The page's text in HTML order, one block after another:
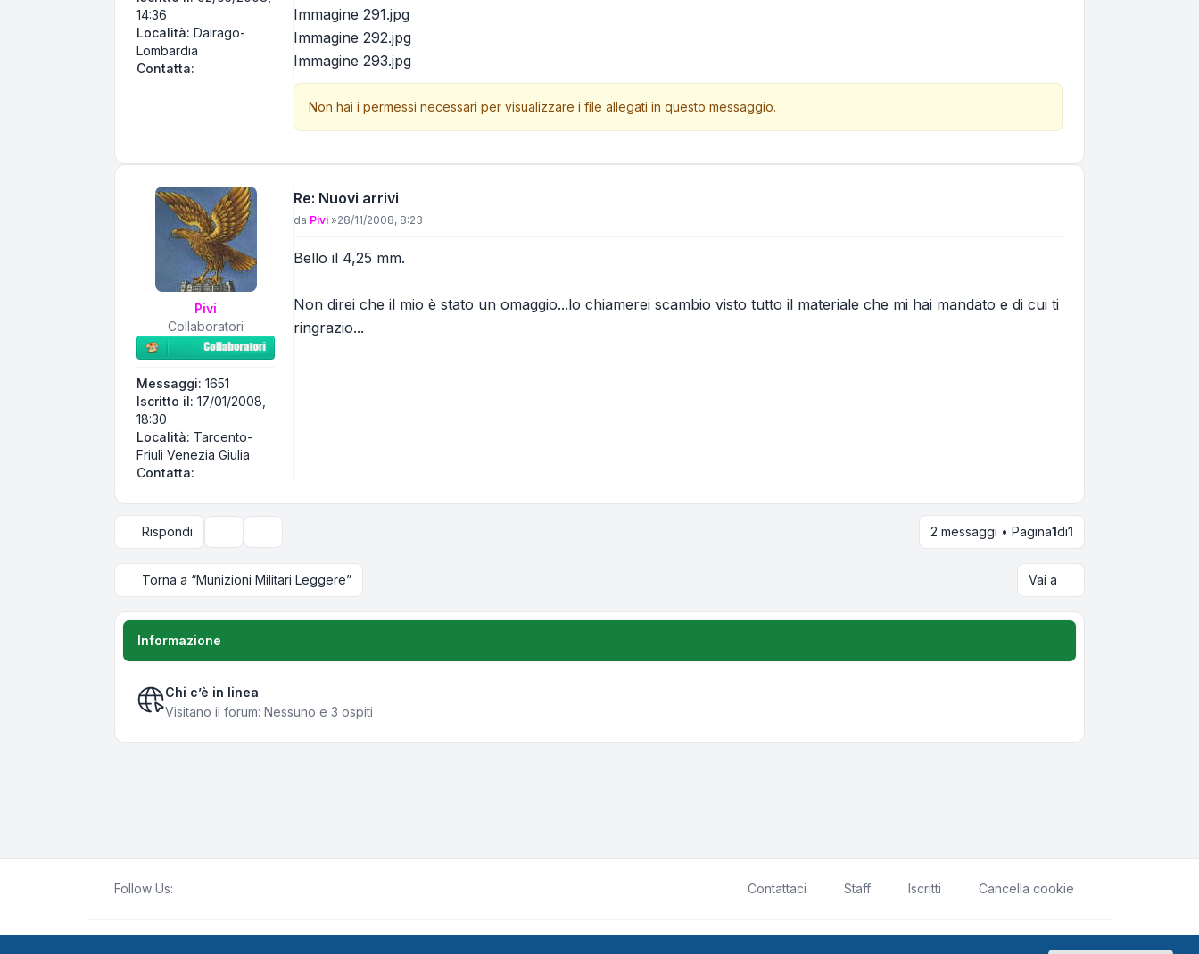
14:36
Località: Dairago-
Lombardia
Contatta:
Contatta Andrea58
Immagine 291.jpg
Immagine 292.jpg
Immagine 293.jpg
Non hai i permessi necessari per visualizzare i file allegati in questo messaggio.
Pivi
Collaboratori
Messaggi: 1651
Iscritto il: 17/01/2008,
18:30
Località: Tarcento-
Friuli Venezia Giulia
Contatta:
Re: Nuovi arrivi
Messaggio
da Pivi »28/11/2008, 8:23
Bello il 4,25 mm.
Non direi che il mio è stato un omaggio...lo chiamerei scambio visto tutto il materiale che mi hai mandato e di cui ti
ringrazio...
Rispondi 2 messaggi • Pagina1di1
Torna a “Munizioni Militari Leggere” Vai a
Informazione
Chi c’è in linea
Visitano il forum: Nessuno e 3 ospiti
Follow Us: Contattaci Staff Iscritti Cancella cookie
UTC+02:00